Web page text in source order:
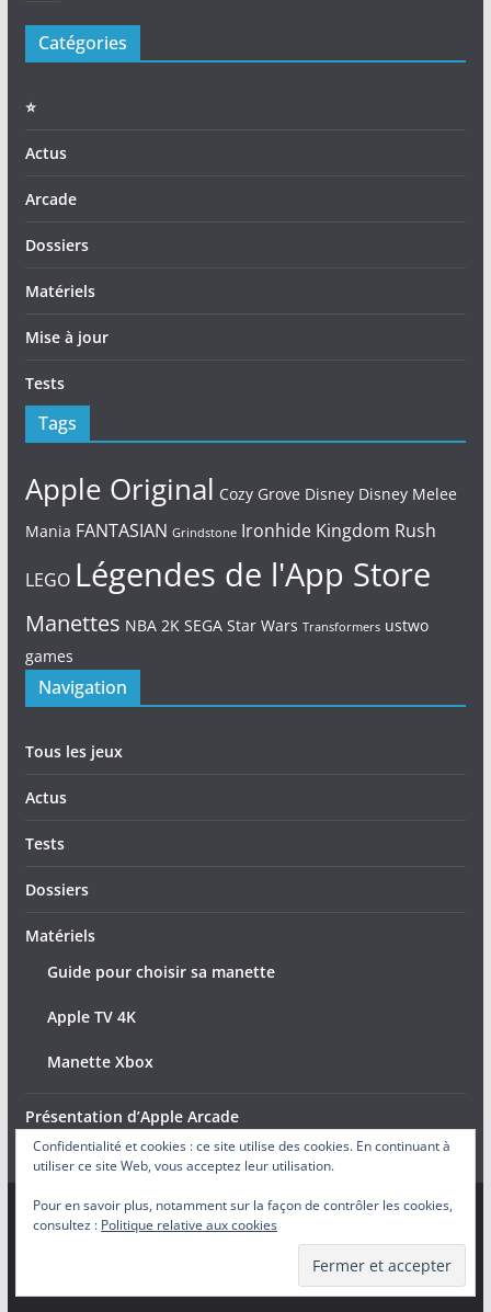
Confidentialité et cookies : ce site utilise des cookies. En continuant à
utiliser ce site Web, vous acceptez leur utilisation.
Pour en savoir plus, notamment sur la façon de contrôler les cookies,
consultez : Politique relative aux cookies
Catégories
⭐️
Actus
Arcade
Dossiers
Matériels
Mise à jour
Tests
Tags
Apple Original Cozy Grove Disney Disney Melee
Mania FANTASIAN Grindstone Ironhide Kingdom Rush
LEGO Légendes de l'App Store
Manettes NBA 2K SEGA Star Wars Transformers ustwo
games
Navigation
Tous les jeux
Actus
Tests
Dossiers
Matériels
Guide pour choisir sa manette
Apple TV 4K
Manette Xbox
Présentation d’Apple Arcade
. Tous droits réservés.
par ThemeGrill. Propulsé parWordPress